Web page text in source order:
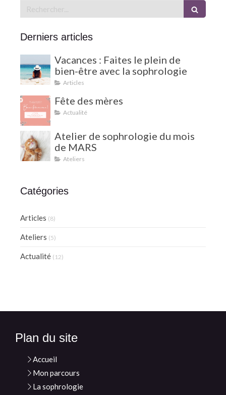
Derniers articles
Vacances : Faites le plein de
bien-être avec la sophrologie
Articles
Fête des mères
Actualité
Atelier de sophrologie du mois
de MARS
Ateliers
Catégories
Articles (8)
Ateliers (5)
Actualité (12)
Plan du site
Accueil
Mon parcours
La sophrologie